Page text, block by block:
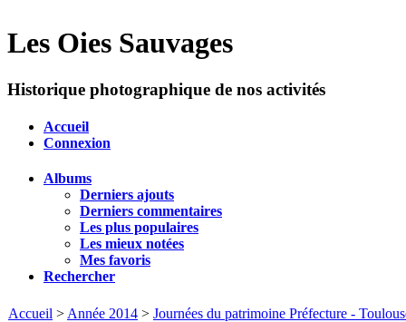
Les Oies Sauvages
Historique photographique de nos activités
Accueil
Connexion
Albums
Derniers ajouts
Derniers commentaires
Les plus populaires
Les mieux notées
Mes favoris
Rechercher
Accueil > Année 2014 > Journées du patrimoine Préfecture -